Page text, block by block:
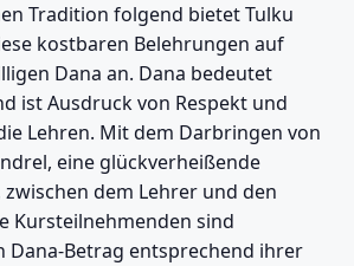
Tradition folgend bietet Tulku
kostbaren Belehrungen auf
Dana an. Dana bedeutet
ist Ausdruck von Respekt und
Lehren. Mit dem Darbringen von
eine glückverheißende
dem Lehrer und den
Kursteilnehmenden sind
Dana-Betrag entsprechend ihrer